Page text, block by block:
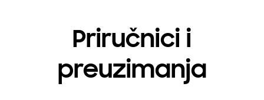
Priručnici i
preuzimanja